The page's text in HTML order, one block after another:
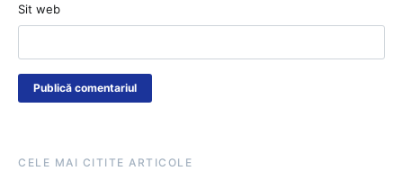
Sit web
CELE MAI CITITE ARTICOLE